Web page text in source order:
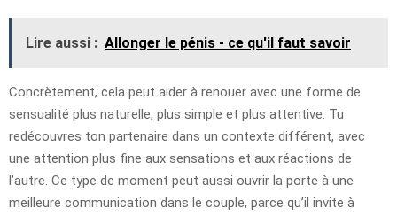
Lire aussi : Allonger le pénis - ce qu'il faut savoir
Concrètement, cela peut aider à renouer avec une forme de
sensualité plus naturelle, plus simple et plus attentive. Tu
redécouvres ton partenaire dans un contexte différent, avec
une attention plus fine aux sensations et aux réactions de
l’autre. Ce type de moment peut aussi ouvrir la porte à une
meilleure communication dans le couple, parce qu’il invite à